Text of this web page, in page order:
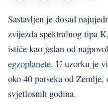
Sastavljen je dosad
zvijezda spektralnog tipa
ističe kao jedan od
egzoplanete. U uzorku je
oko 40 parseka od
svjetlosnih godina.